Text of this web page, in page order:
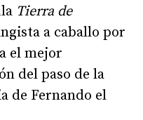
Tierra de
a caballo por
el mejor
del paso de la
de Fernando el